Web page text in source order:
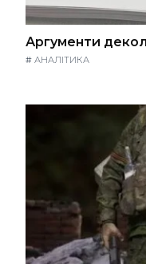
Аргументи
# АНАЛІТИКА